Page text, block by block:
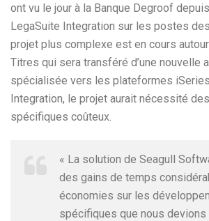
ont vu le jour à la Banque Degroof
LegaSuite Integration sur les postes
projet plus complexe est en cours
Titres qui sera transféré d’une nouvelle
spécialisée vers les plateformes
Integration, le projet aurait nécessité
spécifiques coûteux.
« La solution de Seagull
des gains de temps
économies sur les
spécifiques que nous